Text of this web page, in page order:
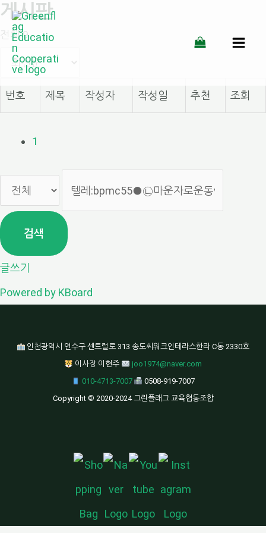
콘
텐
로
게시판
전체 9
번호 제목 작성자 작성일 추천 조회
1
검색
글쓰기
Powered by KBoard
인천광역시 연수구 센트럴로 313 송도씨워크인테라스한라 C동 2330호
이사장 이현주
joo1974@naver.com
010-4713-7007
0508-919-7007
Copyright © 2020-2024 그린플래그 교육협동조합